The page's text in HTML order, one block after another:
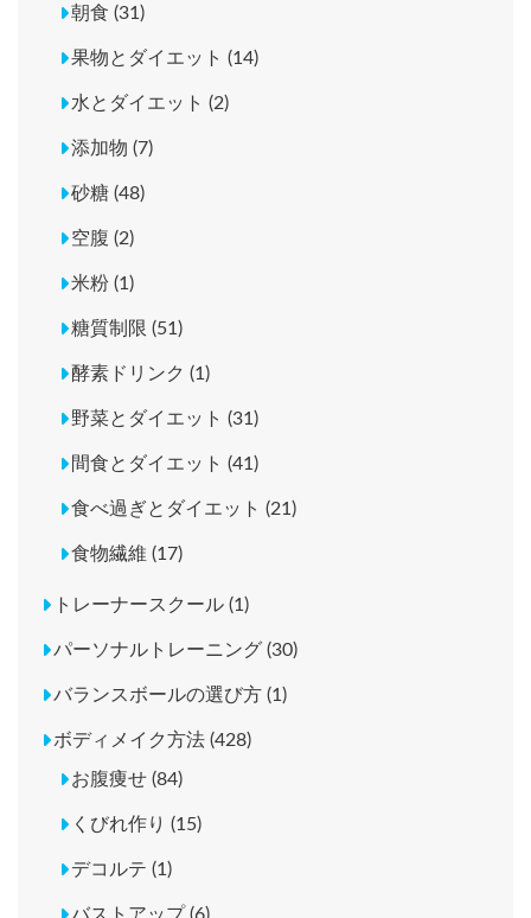
朝食 (31)
果物とダイエット (14)
水とダイエット (2)
添加物 (7)
砂糖 (48)
空腹 (2)
米粉 (1)
糖質制限 (51)
酵素ドリンク (1)
野菜とダイエット (31)
間食とダイエット (41)
食べ過ぎとダイエット (21)
食物繊維 (17)
トレーナースクール (1)
パーソナルトレーニング (30)
バランスボールの選び方 (1)
ボディメイク方法 (428)
お腹痩せ (84)
くびれ作り (15)
デコルテ (1)